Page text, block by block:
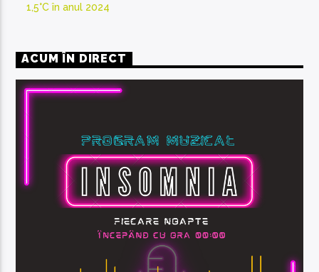
1,5°C în anul 2024
ACUM ÎN DIRECT